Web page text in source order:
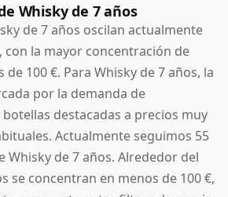
Whisky de 7 años
de 7 años oscilan actualmente
con la mayor concentración de
100 €. Para Whisky de 7 años, la
por la demanda de
destacadas a precios muy
Actualmente seguimos 55
Whisky de 7 años. Alrededor del
se concentran en menos de 100 €,